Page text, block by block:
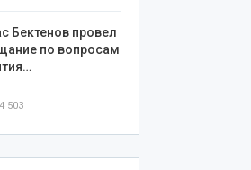
Бектенов провел
по вопросам
503